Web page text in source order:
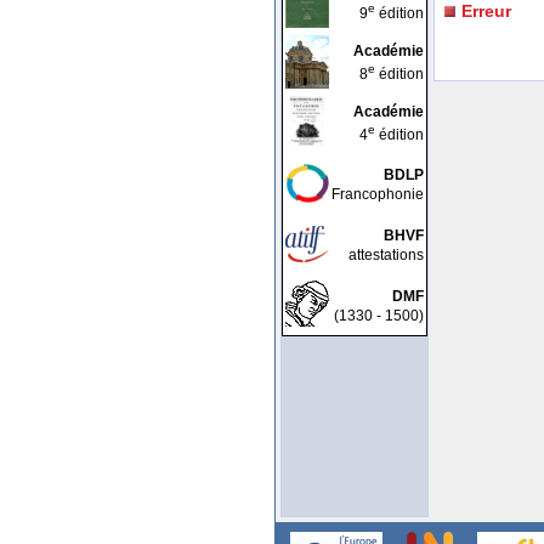
9e édition
Académie
8e édition
Académie
4e édition
BDLP
Francophonie
BHVF
attestations
DMF
(1330 - 1500)
Erreur